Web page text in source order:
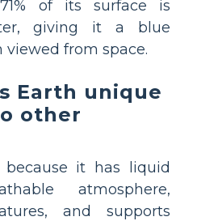
of its surface is
giving it a blue
viewed from space.
Earth unique
other
because it has liquid
atmosphere,
and supports